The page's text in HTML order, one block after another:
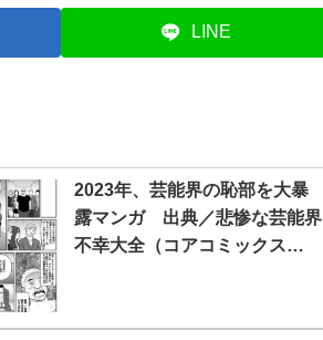
LINE
2023年、芸能界の恥部を大暴
露マンガ 出典／悲惨な芸能界
不幸大全（コアコミックス